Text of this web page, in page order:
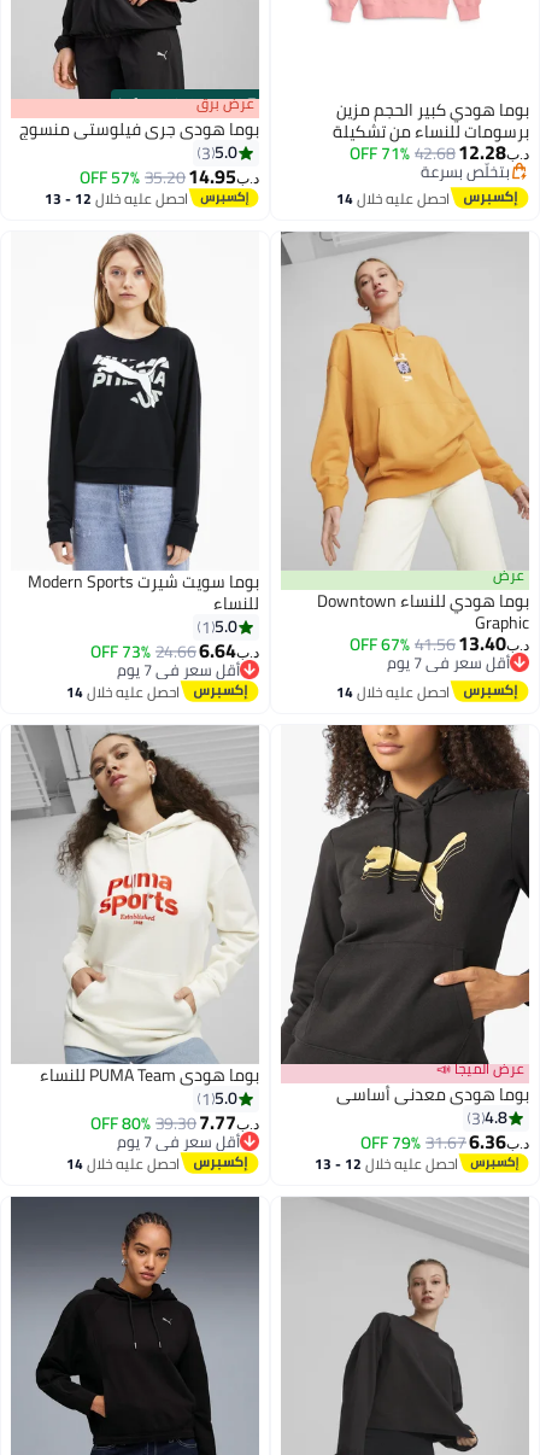
بوما هودي كبير الحجم مزين
برسومات للنساء من تشكيلة
DOWNTOWN
د.ب‏12.28
42.68
71% OFF
بتخلّص بسرعة
بتخلّص بسرعةاحصل عليه خلال14
00m:00s
·
100% Left عرض برق
بوما هودي جري فيلوستي منسوج
5.0
3
د.ب‏14.95
35.20
57% OFF
احصل عليه خلال 12 - 13
عرض
بوما هودي للنساء Downtown
Graphic
د.ب‏13.40
41.56
67% OFF
أقل سعر في 7 يوم
أقل سعر في 7 يوماحصل عليه خلال14
بوما سويت شيرت Modern Sports
للنساء
5.0
1
د.ب‏6.64
24.66
73% OFF
أقل سعر في 7 يوم
أقل سعر في 7 يوماحصل عليه خلال14
عرض الميجا 📣
بوما هودي معدني أساسي
4.8
3
د.ب‏6.36
31.67
79% OFF
احصل عليه خلال 12 - 13
بوما هودي PUMA Team للنساء
5.0
1
د.ب‏7.77
39.30
80% OFF
أقل سعر في 7 يوم
أقل سعر في 7 يوماحصل عليه خلال14